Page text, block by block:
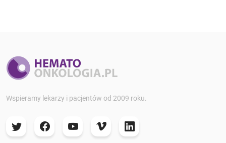
Wspieramy lekarzy i pacjentów od 2009 roku.